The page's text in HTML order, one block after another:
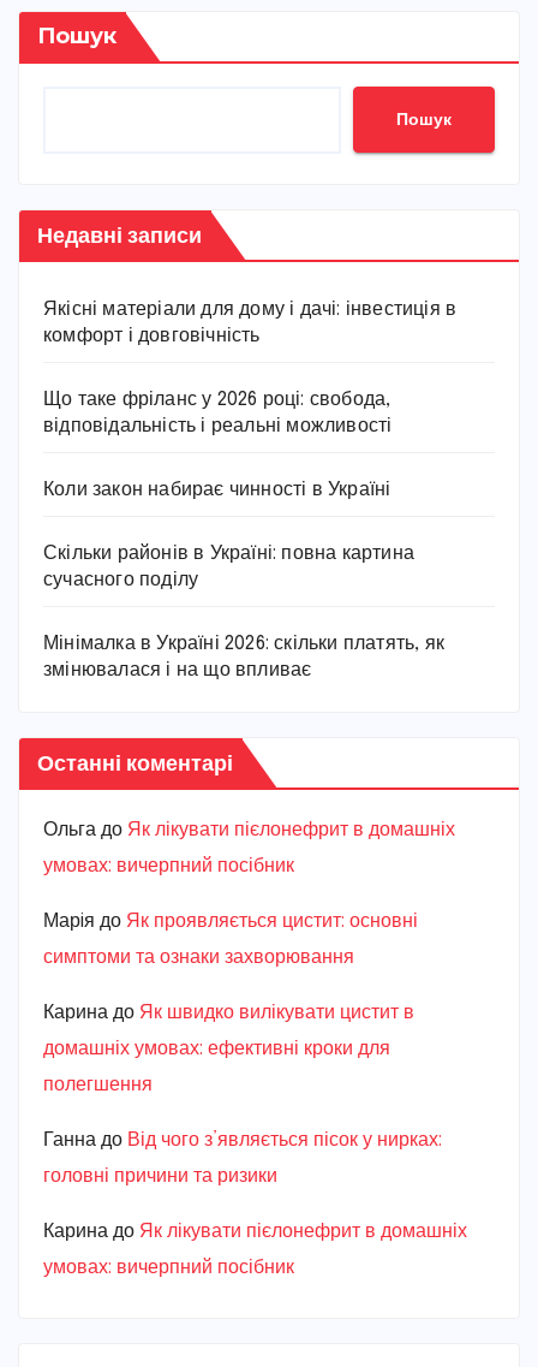
Пошук
Пошук
Недавні записи
Якісні матеріали для дому і дачі: інвестиція в
комфорт і довговічність
Що таке фріланс у 2026 році: свобода,
відповідальність і реальні можливості
Коли закон набирає чинності в Україні
Скільки районів в Україні: повна картина
сучасного поділу
Мінімалка в Україні 2026: скільки платять, як
змінювалася і на що впливає
Останні коментарі
Ольга до Як лікувати пієлонефрит в домашніх
умовах: вичерпний посібник
Марiя до Як проявляється цистит: основні
симптоми та ознаки захворювання
Карина до Як швидко вилікувати цистит в
домашніх умовах: ефективні кроки для
полегшення
Ганна до Від чого з’являється пісок у нирках:
головні причини та ризики
Карина до Як лікувати пієлонефрит в домашніх
умовах: вичерпний посібник